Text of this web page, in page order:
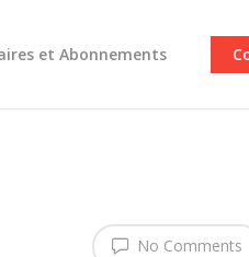
et Abonnements
No Comments